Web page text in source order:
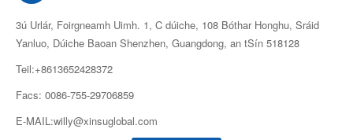
3ú Urlár, Foirgneamh Uimh. 1, C dúiche, 108 Bóthar Honghu, Sráid
Yanluo, Dúiche Baoan Shenzhen, Guangdong, an tSín 518128
Teil:+8613652428372
Facs: 0086-755-29706859
E-MAIL:willy@xinsuglobal.com